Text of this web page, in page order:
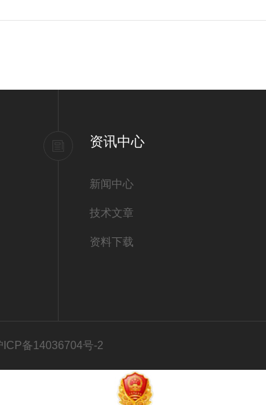
资讯中心
新闻中心
技术文章
资料下载
ICP备14036704号-2